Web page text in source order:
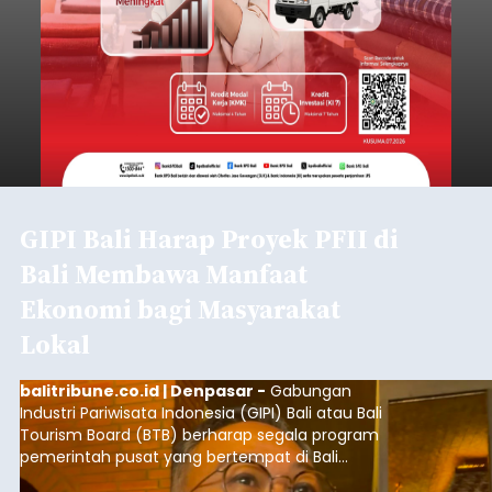
GIPI Bali Harap Proyek PFII di
Bali Membawa Manfaat
Ekonomi bagi Masyarakat
Lokal
balitribune.co.id | Denpasar - Gabungan
Industri Pariwisata Indonesia (GIPI) Bali atau Bali
Tourism Board (BTB) berharap segala program
pemerintah pusat yang bertempat di Bali
membawa dampak positif bagi masyarakat lokal.